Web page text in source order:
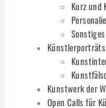
Kurz und
Sonstiges
Künstlerporträts
Kunstwerk der
Open Calls für